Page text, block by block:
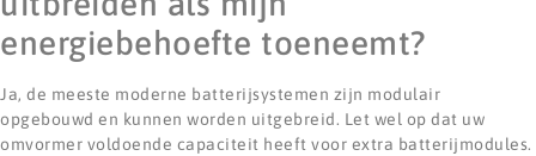
energiebehoefte toeneemt?
Ja, de meeste moderne batterijsystemen zijn modulair
opgebouwd en kunnen worden uitgebreid. Let wel op dat uw
omvormer voldoende capaciteit heeft voor extra batterijmodules.